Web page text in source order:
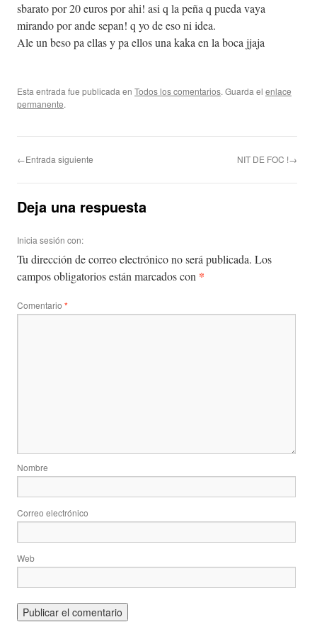
sbarato por 20 euros por ahi! asi q la peña q pueda vaya
mirando por ande sepan! q yo de eso ni idea.
Ale un beso pa ellas y pa ellos una kaka en la boca jjaja
Esta entrada fue publicada en Todos los comentarios. Guarda el enlace
permanente.
←Entrada siguiente NIT DE FOC !→
Deja una respuesta
Inicia sesión con:
Tu dirección de correo electrónico no será publicada. Los
campos obligatorios están marcados con *
Comentario *
Nombre
Correo electrónico
Web